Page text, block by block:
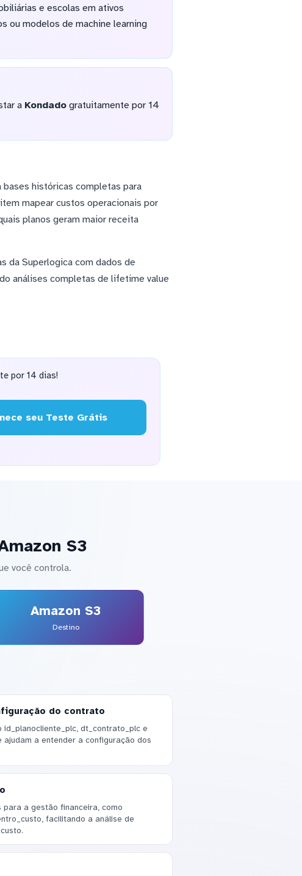
e escolas em ativos
ou modelos de machine learning
a Kondadogratuitamente por 14
bases históricas completas para
mapear custos operacionais por
planos geram maior receita
da Superlogica com dados de
análises completas de lifetime value
por 14 dias!
seu Teste Grátis
S3
você controla.
Amazon S3
Destino
do contrato
id_planocliente_plc, dt_contrato_plc e
a entender a configuração dos
para a gestão financeira, como
facilitando a análise de